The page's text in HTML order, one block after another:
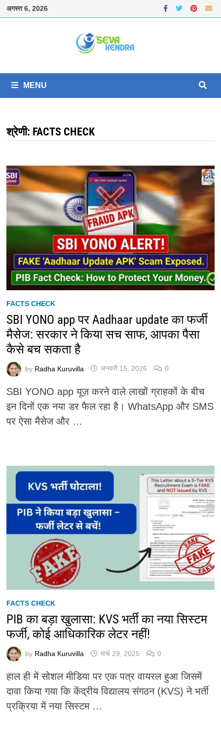
Skip
अगस्त 6, 2026
MENU
श्रेणी: FACTS CHECK
FACTS CHECK
SBI YONO app पर Aadhaar update का फर्जी
मैसेज: सरकार ने किया सच साफ, आपका पैसा
कैसे बच सकता है
by Radha Kuruvilla जनवरी 15, 2026 0
SBI YONO app यूज़ करने वाले लाखों ग्राहकों के बीच
इन दिनों एक नया डर फैल रहा है। WhatsApp और SMS
पर ऐसा मैसेज और …
FACTS CHECK
PIB का बड़ा खुलासा: KVS भर्ती का नया सिस्टम
फर्जी, कोई आधिकारिक लेटर नहीं!
by Radha Kuruvilla मार्च 29, 2025 0
हाल ही में सोशल मीडिया पर एक पत्र वायरल हुआ जिसमें
दावा किया गया कि केंद्रीय विद्यालय संगठन (KVS) ने भर्ती
प्रक्रिया में नया सिस्टम …